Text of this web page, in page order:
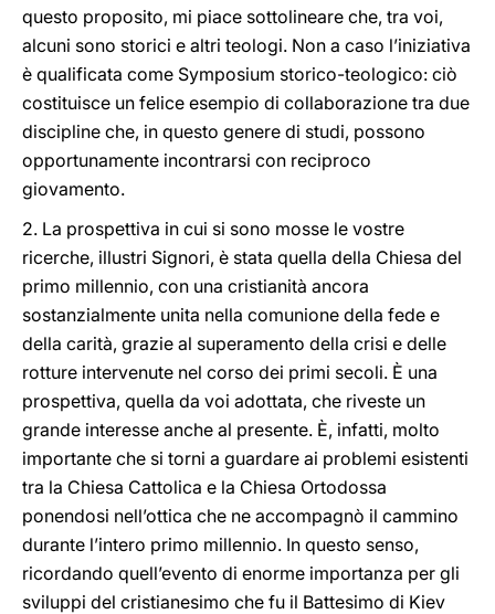
questo proposito, mi piace sottolineare che, tra voi,
alcuni sono storici e altri teologi. Non a caso l’iniziativa
è qualificata come Symposium storico-teologico: ciò
costituisce un felice esempio di collaborazione tra due
discipline che, in questo genere di studi, possono
opportunamente incontrarsi con reciproco
giovamento.
2. La prospettiva in cui si sono mosse le vostre
ricerche, illustri Signori, è stata quella della Chiesa del
primo millennio, con una cristianità ancora
sostanzialmente unita nella comunione della fede e
della carità, grazie al superamento della crisi e delle
rotture intervenute nel corso dei primi secoli. È una
prospettiva, quella da voi adottata, che riveste un
grande interesse anche al presente. È, infatti, molto
importante che si torni a guardare ai problemi esistenti
tra la Chiesa Cattolica e la Chiesa Ortodossa
ponendosi nell’ottica che ne accompagnò il cammino
durante l’intero primo millennio. In questo senso,
ricordando quell’evento di enorme importanza per gli
sviluppi del cristianesimo che fu il Battesimo di Kiev